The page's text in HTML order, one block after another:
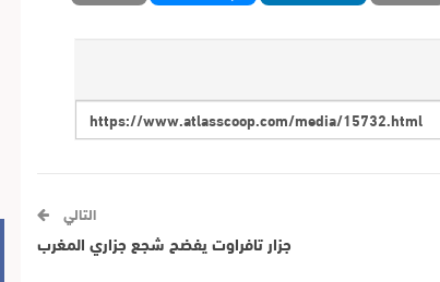
التالي
جزار تافراوت يفضح شجع جزاري المغرب